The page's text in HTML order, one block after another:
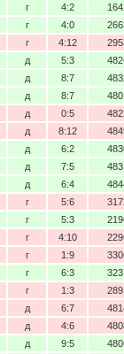
г 4:2
г 4:0
г 4:12
д 5:3
д 8:7
д 8:7
д 0:5
д 8:12
д 6:2
д 7:5
д 6:4
г 5:6
г 5:3
г 4:10
г 1:9
г 6:3
г 1:3
д 6:7
д 4:6
д 9:5